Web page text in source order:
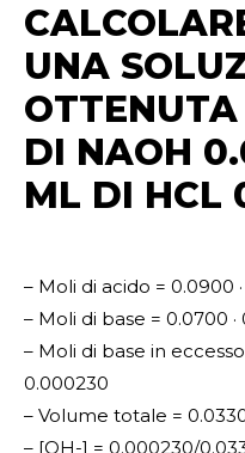
UNA
DI NAOH
ML DI HCL
– Moli di acido = 0.0900
– Moli di base = 0.0700
– Moli di base in
0.000230
– Volume totale =
– [OH-] = 0.000230/